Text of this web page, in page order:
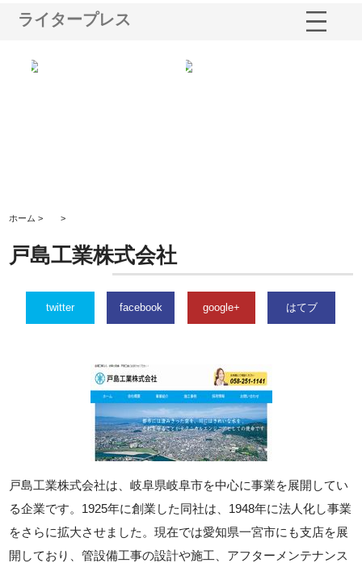
ライタープレス
ホーム > >
戸島工業株式会社
twitter facebook google+ はてブ
戸島工業株式会社は、岐阜県岐阜市を中心に事業を展開してい
る企業です。1925年に創業した同社は、1948年に法人化し事業
をさらに拡大させました。現在では愛知県一宮市にも支店を展
開しており、管設備工事の設計や施工、アフターメンテナンス